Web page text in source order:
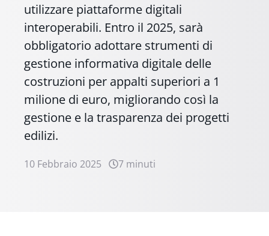
utilizzare piattaforme digitali
interoperabili. Entro il 2025, sarà
obbligatorio adottare strumenti di
gestione informativa digitale delle
costruzioni per appalti superiori a 1
milione di euro, migliorando così la
gestione e la trasparenza dei progetti
edilizi.
10 Febbraio 2025 7 minuti